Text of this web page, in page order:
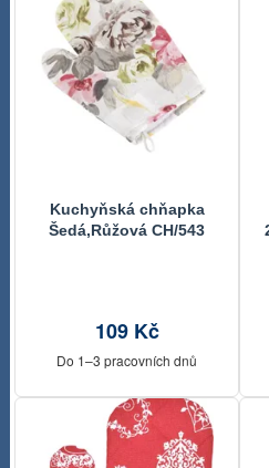
Kuchyňská chňapka
Šedá,Růžová CH/543
109 Kč
Do 1–3 pracovních dnů